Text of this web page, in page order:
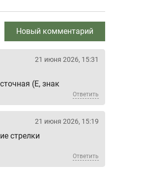
Новый комментарий
21 июня 2026, 15:31
(E, знак
Ответить
21 июня 2026, 15:19
стрелки
Ответить